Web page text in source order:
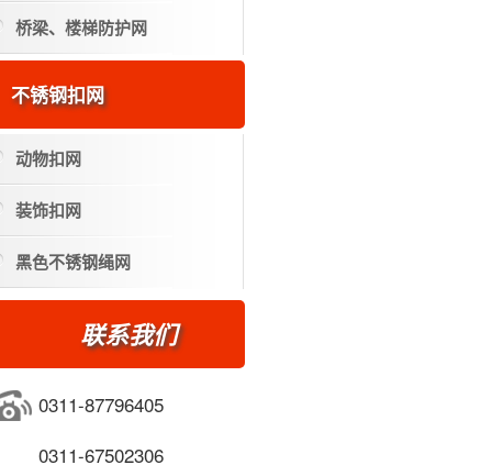
桥梁、楼梯防护网
不锈钢扣网
动物扣网
装饰扣网
黑色不锈钢绳网
联系我们
0311-87796405
0311-67502306